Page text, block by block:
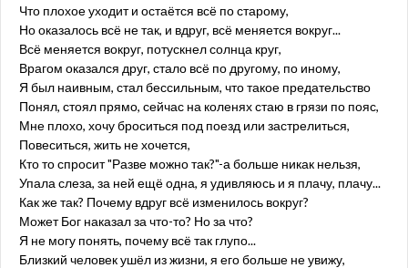
Что плохое уходит и остаётся всё по старому,
Но оказалось всё не так, и вдруг, всё меняется вокруг...
Всё меняется вокруг, потускнел солнца круг,
Врагом оказался друг, стало всё по другому, по иному,
Я был наивным, стал бессильным, что такое предательство
Понял, стоял прямо, сейчас на коленях стаю в грязи по пояс,
Мне плохо, хочу броситься под поезд или застрелиться,
Повеситься, жить не хочется,
Кто то спросит "Разве можно так?"-а больше никак нельзя,
Упала слеза, за ней ещё одна, я удивляюсь и я плачу, плачу...
Как же так? Почему вдруг всё изменилось вокруг?
Может Бог наказал за что-то? Но за что?
Я не могу понять, почему всё так глупо...
Близкий человек ушёл из жизни, я его больше не увижу,